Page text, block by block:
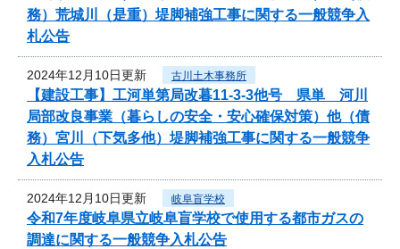
務）荒城川（是重）堤脚補強工事に関する一般競争入
札公告
2024年12月10日更新 古川土木事務所
【建設工事】工河単第局改暮11-3-3他号 県単 河川
局部改良事業（暮らしの安全・安心確保対策）他（債
務）宮川（下気多他）堤脚補強工事に関する一般競争
入札公告
2024年12月10日更新 岐阜盲学校
令和7年度岐阜県立岐阜盲学校で使用する都市ガスの
調達に関する一般競争入札公告